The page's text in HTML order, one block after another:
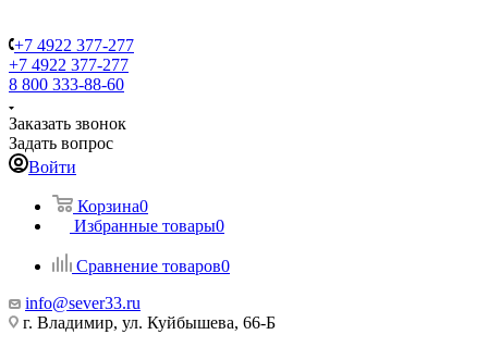
+7 4922 377-277
+7 4922 377-277
8 800 333-88-60
Заказать звонок
Задать вопрос
Войти
Корзина0
Избранные товары0
Сравнение товаров0
info@sever33.ru
г. Владимир, ул. Куйбышева, 66-Б